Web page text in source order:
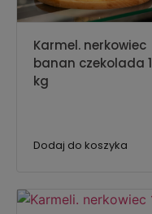
Karmel. nerkowiec
banan czekolada 1
kg
Dodaj do koszyka